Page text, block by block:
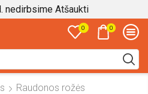
nedirbsime Atšaukti
0 0
input
Raudonos rožės